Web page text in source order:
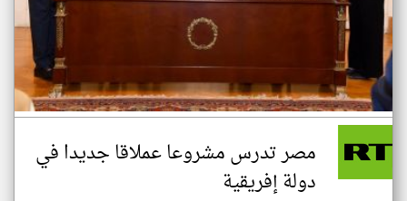
مصر تدرس مشروعا عملاقا جديدا في
دولة إفريقية